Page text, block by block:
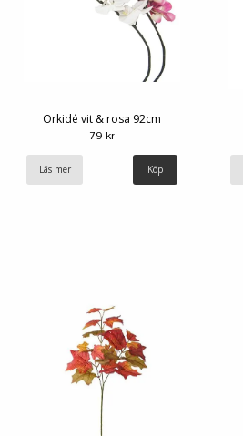
Orkidé vit & rosa 92cm
79 kr
Läs mer Köp